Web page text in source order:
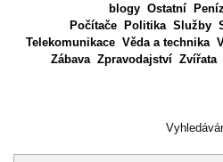
blogy Ostatní
Počítače
Politika Služby
Telekomunikace Věda a technika
Zábava Zpravodajství Zvířata